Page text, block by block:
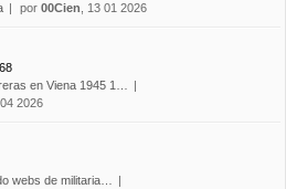
por 00Cien , 13 01 2026
en Viena 1945 1…
04 2026
webs de militaria…